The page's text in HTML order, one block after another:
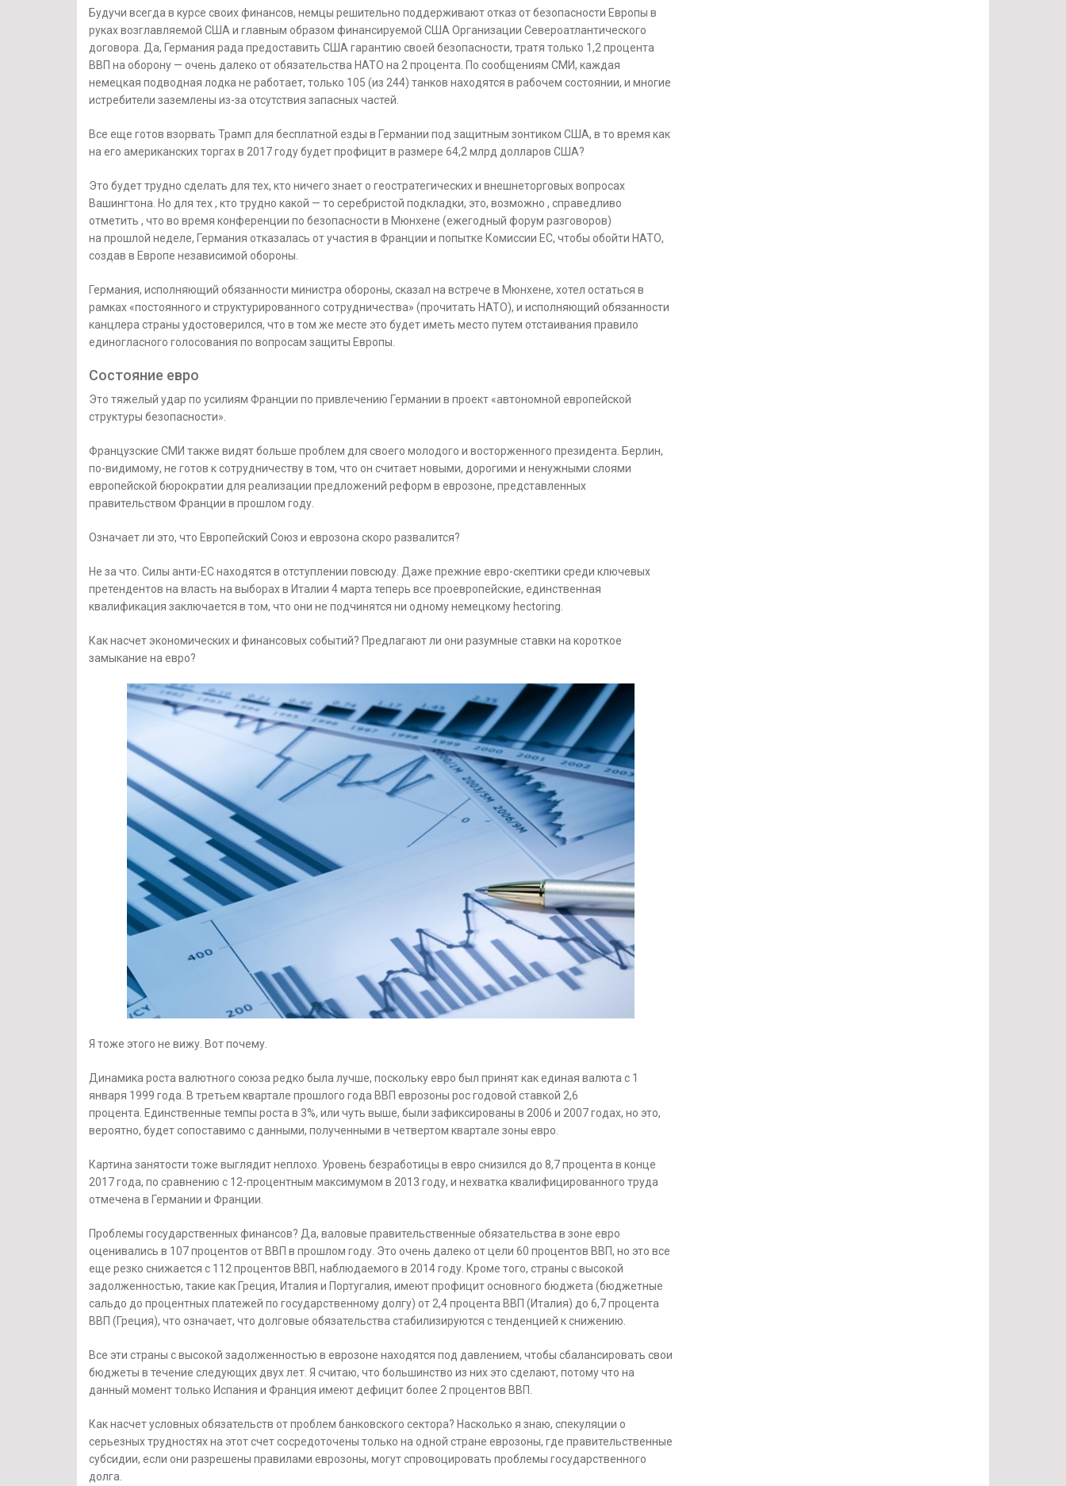
Будучи всегда в курсе своих финансов, немцы решительно поддерживают отказ от безопасности Европы в
руках возглавляемой США и главным образом финансируемой США Организации Североатлантического
договора. Да, Германия рада предоставить США гарантию своей безопасности, тратя только 1,2 процента
ВВП на оборону — очень далеко от обязательства НАТО на 2 процента. По сообщениям СМИ, каждая
немецкая подводная лодка не работает, только 105 (из 244) танков находятся в рабочем состоянии, и многие
истребители заземлены из-за отсутствия запасных частей.
Все еще готов взорвать Трамп для бесплатной езды в Германии под защитным зонтиком США, в то время как
на его американских торгах в 2017 году будет профицит в размере 64,2 млрд долларов США?
Это будет трудно сделать для тех, кто ничего знает о геостратегических и внешнеторговых вопросах
Вашингтона. Но для тех , кто трудно какой — то серебристой подкладки, это, возможно , справедливо
отметить , что во время конференции по безопасности в Мюнхене (ежегодный форум разговоров)
на прошлой неделе, Германия отказалась от участия в Франции и попытке Комиссии ЕС, чтобы обойти НАТО,
создав в Европе независимой обороны.
Германия, исполняющий обязанности министра обороны, сказал на встрече в Мюнхене, хотел остаться в
рамках «постоянного и структурированного сотрудничества» (прочитать НАТО), и исполняющий обязанности
канцлера страны удостоверился, что в том же месте это будет иметь место путем отстаивания правило
единогласного голосования по вопросам защиты Европы.
Состояние евро
Это тяжелый удар по усилиям Франции по привлечению Германии в проект «автономной европейской
структуры безопасности».
Французские СМИ также видят больше проблем для своего молодого и восторженного президента. Берлин,
по-видимому, не готов к сотрудничеству в том, что он считает новыми, дорогими и ненужными слоями
европейской бюрократии для реализации предложений реформ в еврозоне, представленных
правительством Франции в прошлом году.
Означает ли это, что Европейский Союз и еврозона скоро развалится?
Не за что. Силы анти-ЕС находятся в отступлении повсюду. Даже прежние евро-скептики среди ключевых
претендентов на власть на выборах в Италии 4 марта теперь все проевропейские, единственная
квалификация заключается в том, что они не подчинятся ни одному немецкому hectoring.
Как насчет экономических и финансовых событий? Предлагают ли они разумные ставки на короткое
замыкание на евро?
Я тоже этого не вижу. Вот почему.
Динамика роста валютного союза редко была лучше, поскольку евро был принят как единая валюта с 1
января 1999 года. В третьем квартале прошлого года ВВП еврозоны рос годовой ставкой 2,6
процента. Единственные темпы роста в 3%, или чуть выше, были зафиксированы в 2006 и 2007 годах, но это,
вероятно, будет сопоставимо с данными, полученными в четвертом квартале зоны евро.
Картина занятости тоже выглядит неплохо. Уровень безработицы в евро снизился до 8,7 процента в конце
2017 года, по сравнению с 12-процентным максимумом в 2013 году, и нехватка квалифицированного труда
отмечена в Германии и Франции.
Проблемы государственных финансов? Да, валовые правительственные обязательства в зоне евро
оценивались в 107 процентов от ВВП в прошлом году. Это очень далеко от цели 60 процентов ВВП, но это все
еще резко снижается с 112 процентов ВВП, наблюдаемого в 2014 году. Кроме того, страны с высокой
задолженностью, такие как Греция, Италия и Португалия, имеют профицит основного бюджета (бюджетные
сальдо до процентных платежей по государственному долгу) от 2,4 процента ВВП (Италия) до 6,7 процента
ВВП (Греция), что означает, что долговые обязательства стабилизируются с тенденцией к снижению.
Все эти страны с высокой задолженностью в еврозоне находятся под давлением, чтобы сбалансировать свои
бюджеты в течение следующих двух лет. Я считаю, что большинство из них это сделают, потому что на
данный момент только Испания и Франция имеют дефицит более 2 процентов ВВП.
Как насчет условных обязательств от проблем банковского сектора? Насколько я знаю, спекуляции о
серьезных трудностях на этот счет сосредоточены только на одной стране еврозоны, где правительственные
субсидии, если они разрешены правилами еврозоны, могут спровоцировать проблемы государственного
долга.